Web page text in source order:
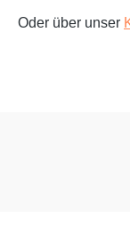
Oder über unser